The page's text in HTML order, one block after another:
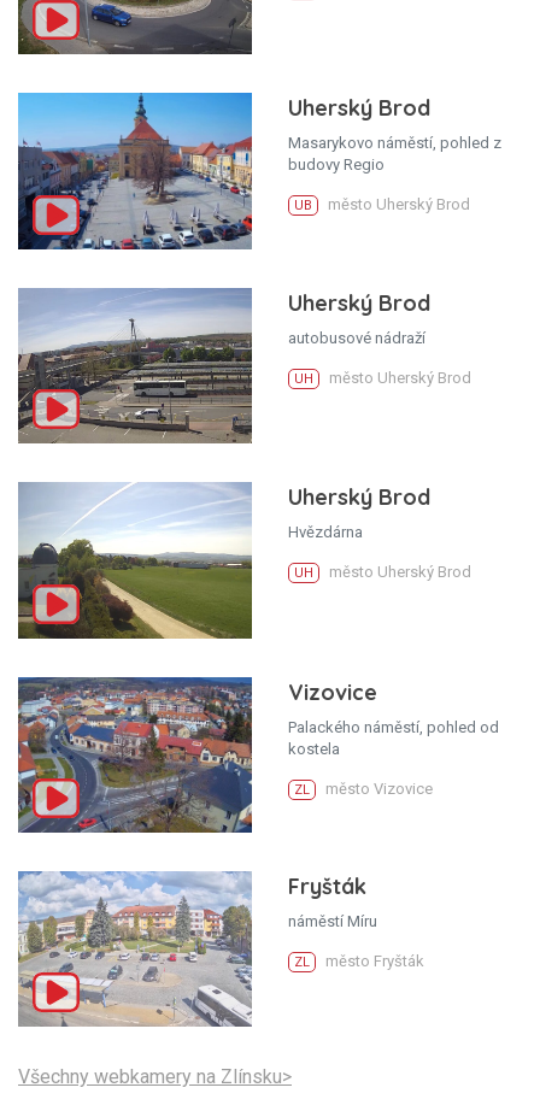
Uherský Brod
Masarykovo náměstí, pohled z
budovy Regio
UB město Uherský Brod
Uherský Brod
autobusové nádraží
UH město Uherský Brod
Uherský Brod
Hvězdárna
UH město Uherský Brod
Vizovice
Palackého náměstí, pohled od
kostela
ZL město Vizovice
Fryšták
náměstí Míru
ZL město Fryšták
Všechny webkamery na Zlínsku>